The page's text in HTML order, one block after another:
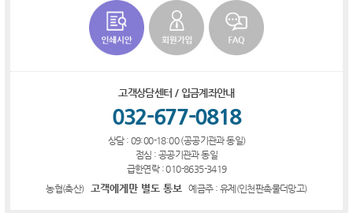
고객상담센터 / 입금계좌안내
032-677-0818
상담 : 09:00-18:00 (공공기관과 동일)
점심 : 공공기관과 동일
급한연락 : 010-8635-3419
농협(축산) 고객에게만 별도 통보 예금주 : 유제(인천판촉물더망고)